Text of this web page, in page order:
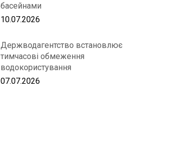
басейнами
10.07.2026
Держводагентство встановлює
тимчасові обмеження
водокористування
07.07.2026